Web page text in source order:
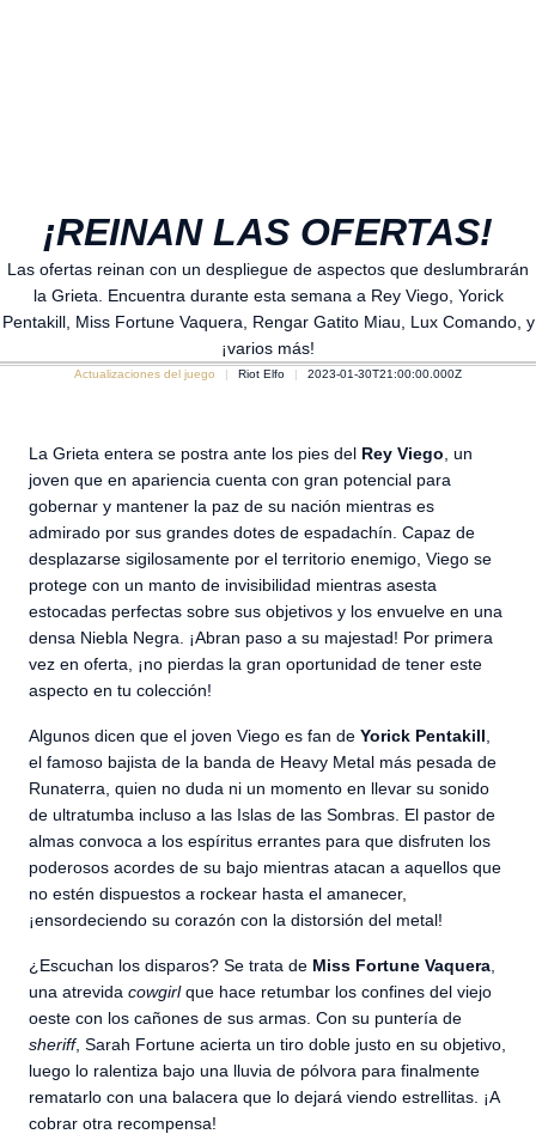
¡REINAN LAS OFERTAS!
Las ofertas reinan con un despliegue de aspectos que deslumbrarán
la Grieta. Encuentra durante esta semana a Rey Viego, Yorick
Pentakill, Miss Fortune Vaquera, Rengar Gatito Miau, Lux Comando, y
¡varios más!
Actualizaciones del juego Riot Elfo 2023-01-30T21:00:00.000Z
La Grieta entera se postra ante los pies del Rey Viego , un
joven que en apariencia cuenta con gran potencial para
gobernar y mantener la paz de su nación mientras es
admirado por sus grandes dotes de espadachín. Capaz de
desplazarse sigilosamente por el territorio enemigo, Viego se
protege con un manto de invisibilidad mientras asesta
estocadas perfectas sobre sus objetivos y los envuelve en una
densa Niebla Negra. ¡Abran paso a su majestad! Por primera
vez en oferta, ¡no pierdas la gran oportunidad de tener este
aspecto en tu colección!
Algunos dicen que el joven Viego es fan de Yorick Pentakill
el famoso bajista de la banda de Heavy Metal más pesada de
Runaterra, quien no duda ni un momento en llevar su sonido
de ultratumba incluso a las Islas de las Sombras. El pastor de
almas convoca a los espíritus errantes para que disfruten los
poderosos acordes de su bajo mientras atacan a aquellos que
no estén dispuestos a rockear hasta el amanecer,
¡ensordeciendo su corazón con la distorsión del metal!
¿Escuchan los disparos? Se trata de Miss Fortune Vaquera
una atrevida cowgirlque hace retumbar los confines del viejo
oeste con los cañones de sus armas. Con su puntería de
sheriff, Sarah Fortune acierta un tiro doble justo en su objetivo,
luego lo ralentiza bajo una lluvia de pólvora para finalmente
rematarlo con una balacera que lo dejará viendo estrellitas. ¡A
cobrar otra recompensa!